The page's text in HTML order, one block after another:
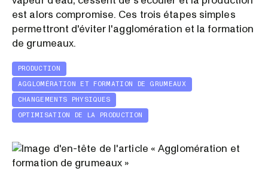
est alors compromise. Ces trois étapes simples
permettront d'éviter l'agglomération et la formation
de grumeaux.
PRODUCTION
AGGLOMÉRATION ET FORMATION DE GRUMEAUX
CHANGEMENTS PHYSIQUES
OPTIMISATION DE LA PRODUCTION